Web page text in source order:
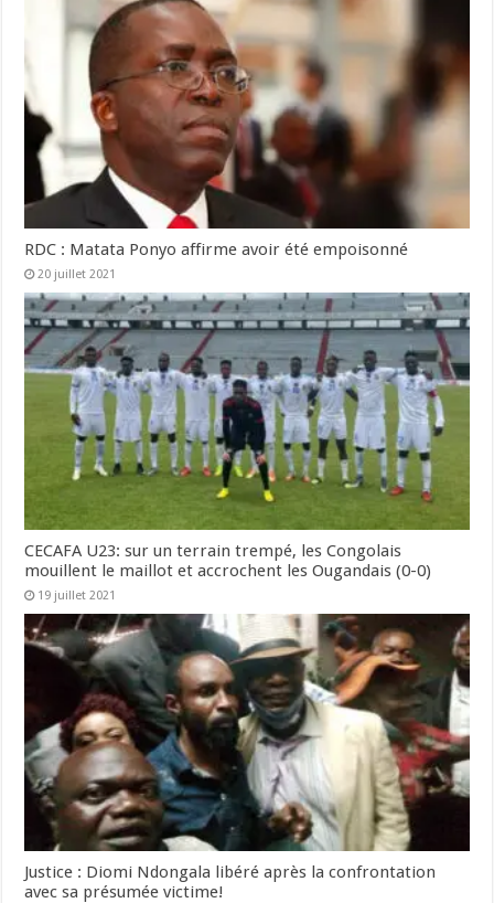
RDC : Matata Ponyo affirme avoir été empoisonné
20 juillet 2021
CECAFA U23: sur un terrain trempé, les Congolais
mouillent le maillot et accrochent les Ougandais (0-0)
19 juillet 2021
Justice : Diomi Ndongala libéré après la confrontation
avec sa présumée victime!